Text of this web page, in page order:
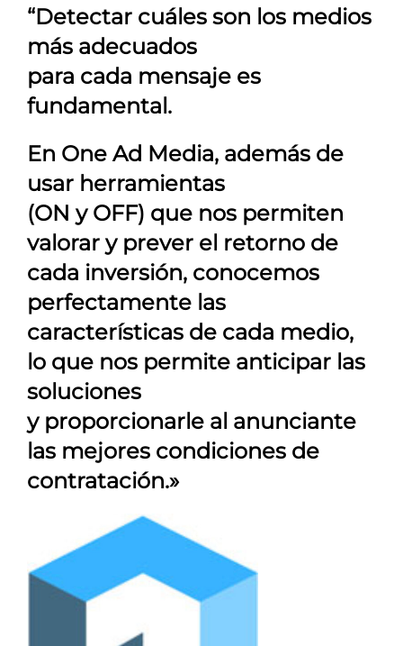
“Detectar cuáles son los medios
más adecuados
para cada mensaje es
fundamental.
En One Ad Media, además de
usar herramientas
(ON y OFF) que nos permiten
valorar y prever el retorno de
cada inversión, conocemos
perfectamente las
características de cada medio,
lo que nos permite anticipar las
soluciones
y proporcionarle al anunciante
las mejores condiciones de
contratación.»